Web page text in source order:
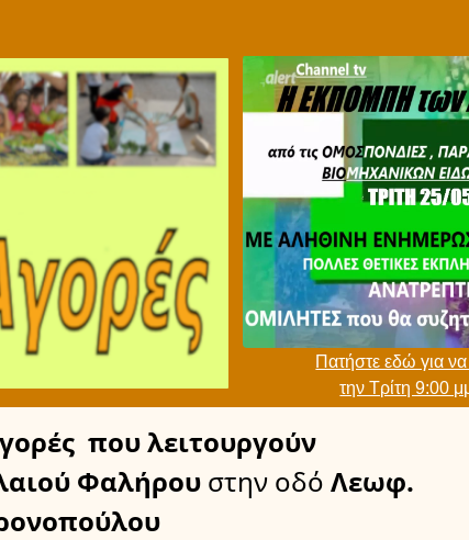
Πατήστε εδώ για
την Τρίτη 9:00
που λειτουργούν
Φαλήρου στην οδό Λεωφ.